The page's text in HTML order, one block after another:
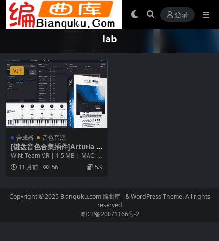
登录
lab
VIP
合成器 音色音源
[键盘音色合集插件]Arturia A
nalog Lab V v5.12.0[WiN, M
acOSX]（3.35Gb）
WiN: Team V.R | 1.5 MB | MAC: P
2P | 1.82...
11 月前 56 5.9
Copyright © 2025 Bianquku.com编曲库- & WordPress Theme. All rights
reserved
粤ICP备20071166号-2